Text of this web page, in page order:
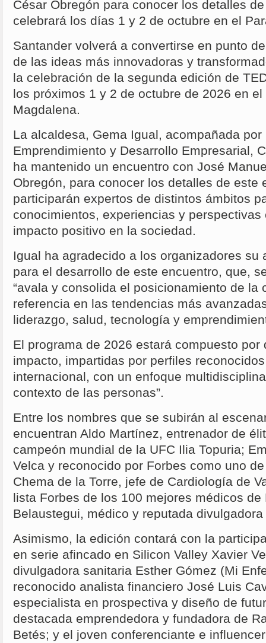
César Obregón para conocer los detalles
celebrará los días 1 y 2 de octubre en el
Santander volverá a convertirse en punto
de las ideas más innovadoras y
la celebración de la segunda edición de
los próximos 1 y 2 de octubre de 2026 en
Magdalena.
La alcaldesa, Gema Igual, acompañada
Emprendimiento y Desarrollo Empresarial,
ha mantenido un encuentro con José
Obregón, para conocer los detalles de este
participarán expertos de distintos ámbitos
conocimientos, experiencias y
impacto positivo en la sociedad.
Igual ha agradecido a los organizadores su
para el desarrollo de este encuentro, que,
“avala y consolida el posicionamiento de la
referencia en las tendencias más
liderazgo, salud, tecnología y
El programa de 2026 estará compuesto por
impacto, impartidas por perfiles
internacional, con un enfoque
contexto de las personas”.
Entre los nombres que se subirán al
encuentran Aldo Martínez, entrenador de
campeón mundial de la UFC Ilia Topuria;
Velca y reconocido por Forbes como uno
Chema de la Torre, jefe de Cardiología de
lista Forbes de los 100 mejores médicos de
Belaustegui, médico y reputada
Asimismo, la edición contará con la
en serie afincado en Silicon Valley Xavier
divulgadora sanitaria Esther Gómez (Mi
reconocido analista financiero José Luis
especialista en prospectiva y diseño de
destacada emprendedora y fundadora de
Betés; y el joven conferenciante e